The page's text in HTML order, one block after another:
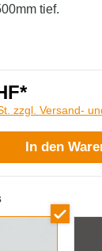
tief.
zzgl. Versand-
In den